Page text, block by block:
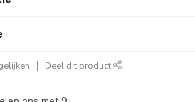
Deel dit product